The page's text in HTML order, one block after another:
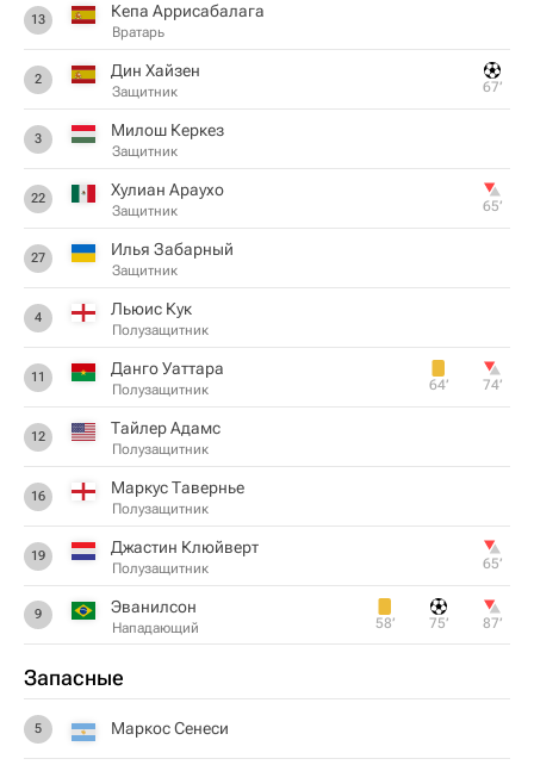
13 Кепа Аррисабалага
Вратарь
2 Дин Хайзен
Защитник 67‎’‎
3 Милош Керкез
Защитник
22 Хулиан Араухо
Защитник 65‎’‎
27 Илья Забарный
Защитник
4 Льюис Кук
Полузащитник
11 Данго Уаттара
Полузащитник 64‎’‎ 74‎’‎
12 Тайлер Адамс
Полузащитник
16 Маркус Тавернье
Полузащитник
19 Джастин Клюйверт
Полузащитник 65‎’‎
9 Эванилсон
Нападающий 58‎’‎ 75‎’‎ 87‎’‎
Запасные
5 Маркос Сенеси